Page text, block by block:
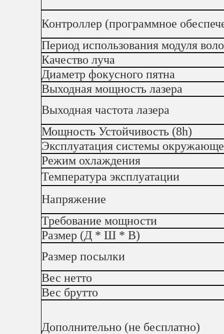
Контроллер (программное
Период использования модуля
Качество луча
Диаметр фокусного пятна
Выходная мощность лазера
Выходная частота лазера
Мощность Устойчивость (8h)
Эксплуатация системы
Режим охлаждения
Температура эксплуатации
Напряжение
Требование мощности
Размер (Д * Ш * В)
Размер посылки
Вес нетто
Вес брутто
Дополнительно (не бесплатно)